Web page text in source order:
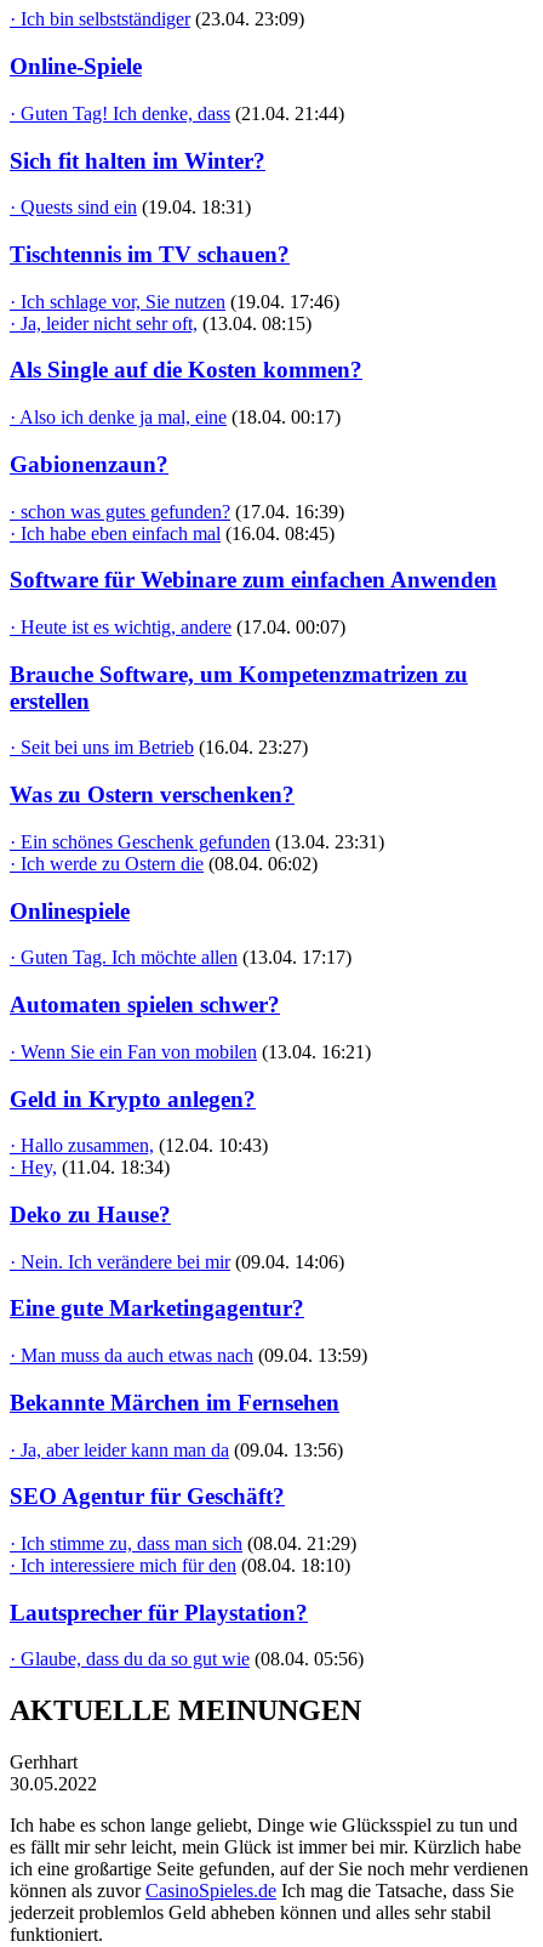
· Ich bin selbstständiger (23.04. 23:09)
Online-Spiele
· Guten Tag! Ich denke, dass (21.04. 21:44)
Sich fit halten im Winter?
· Quests sind ein (19.04. 18:31)
Tischtennis im TV schauen?
· Ich schlage vor, Sie nutzen (19.04. 17:46)
· Ja, leider nicht sehr oft, (13.04. 08:15)
Als Single auf die Kosten kommen?
· Also ich denke ja mal, eine (18.04. 00:17)
Gabionenzaun?
· schon was gutes gefunden? (17.04. 16:39)
· Ich habe eben einfach mal (16.04. 08:45)
Software für Webinare zum einfachen Anwenden
· Heute ist es wichtig, andere (17.04. 00:07)
Brauche Software, um Kompetenzmatrizen zu
erstellen
· Seit bei uns im Betrieb (16.04. 23:27)
Was zu Ostern verschenken?
· Ein schönes Geschenk gefunden (13.04. 23:31)
· Ich werde zu Ostern die (08.04. 06:02)
Onlinespiele
· Guten Tag. Ich möchte allen (13.04. 17:17)
Automaten spielen schwer?
· Wenn Sie ein Fan von mobilen (13.04. 16:21)
Geld in Krypto anlegen?
· Hallo zusammen, (12.04. 10:43)
· Hey, (11.04. 18:34)
Deko zu Hause?
· Nein. Ich verändere bei mir (09.04. 14:06)
Eine gute Marketingagentur?
· Man muss da auch etwas nach (09.04. 13:59)
Bekannte Märchen im Fernsehen
· Ja, aber leider kann man da (09.04. 13:56)
SEO Agentur für Geschäft?
· Ich stimme zu, dass man sich (08.04. 21:29)
· Ich interessiere mich für den (08.04. 18:10)
Lautsprecher für Playstation?
· Glaube, dass du da so gut wie (08.04. 05:56)
AKTUELLE MEINUNGEN
Gerhhart
30.05.2022
Ich habe es schon lange geliebt, Dinge wie Glücksspiel zu tun und
es fällt mir sehr leicht, mein Glück ist immer bei mir. Kürzlich habe
ich eine großartige Seite gefunden, auf der Sie noch mehr verdienen
können als zuvorCasinoSpieles.de Ich mag die Tatsache, dass Sie
jederzeit problemlos Geld abheben können und alles sehr stabil
funktioniert.